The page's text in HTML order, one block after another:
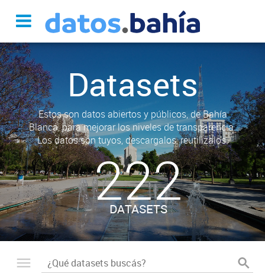
Datasets
Estos son datos abiertos y públicos, de Bahía
Blanca, para mejorar los niveles de transparencia.
Los datos son tuyos, descargalos, reutilizalos.
222
DATASETS